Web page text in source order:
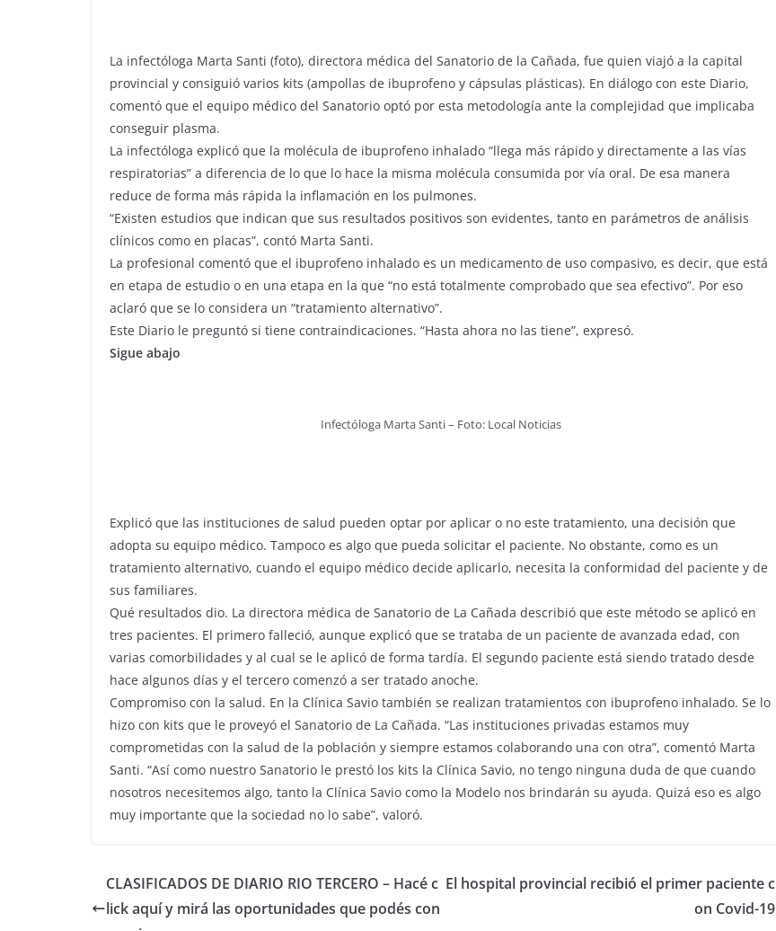
La infectóloga Marta Santi (foto), directora médica del Sanatorio de la Cañada, fue quien viajó a la capital
provincial y consiguió varios kits (ampollas de ibuprofeno y cápsulas plásticas). En diálogo con este Diario,
comentó que el equipo médico del Sanatorio optó por esta metodología ante la complejidad que implicaba
conseguir plasma.
La infectóloga explicó que la molécula de ibuprofeno inhalado “llega más rápido y directamente a las vías
respiratorias” a diferencia de lo que lo hace la misma molécula consumida por vía oral. De esa manera
reduce de forma más rápida la inflamación en los pulmones.
“Existen estudios que indican que sus resultados positivos son evidentes, tanto en parámetros de análisis
clínicos como en placas”, contó Marta Santi.
La profesional comentó que el ibuprofeno inhalado es un medicamento de uso compasivo, es decir, que está
en etapa de estudio o en una etapa en la que “no está totalmente comprobado que sea efectivo”. Por eso
aclaró que se lo considera un “tratamiento alternativo”.
Este Diario le preguntó si tiene contraindicaciones. “Hasta ahora no las tiene”, expresó.
Sigue abajo
Infectóloga Marta Santi – Foto: Local Noticias
Explicó que las instituciones de salud pueden optar por aplicar o no este tratamiento, una decisión que
adopta su equipo médico. Tampoco es algo que pueda solicitar el paciente. No obstante, como es un
tratamiento alternativo, cuando el equipo médico decide aplicarlo, necesita la conformidad del paciente y de
sus familiares.
Qué resultados dio. La directora médica de Sanatorio de La Cañada describió que este método se aplicó en
tres pacientes. El primero falleció, aunque explicó que se trataba de un paciente de avanzada edad, con
varias comorbilidades y al cual se le aplicó de forma tardía. El segundo paciente está siendo tratado desde
hace algunos días y el tercero comenzó a ser tratado anoche.
Compromiso con la salud. En la Clínica Savio también se realizan tratamientos con ibuprofeno inhalado. Se lo
hizo con kits que le proveyó el Sanatorio de La Cañada. “Las instituciones privadas estamos muy
comprometidas con la salud de la población y siempre estamos colaborando una con otra”, comentó Marta
Santi. “Así como nuestro Sanatorio le prestó los kits la Clínica Savio, no tengo ninguna duda de que cuando
nosotros necesitemos algo, tanto la Clínica Savio como la Modelo nos brindarán su ayuda. Quizá eso es algo
muy importante que la sociedad no lo sabe”, valoró.
CLASIFICADOS DE DIARIO RIO TERCERO – Hacé c
lick aquí y mirá las oportunidades que podés con
El hospital provincial recibió el primer paciente c
on Covid-19